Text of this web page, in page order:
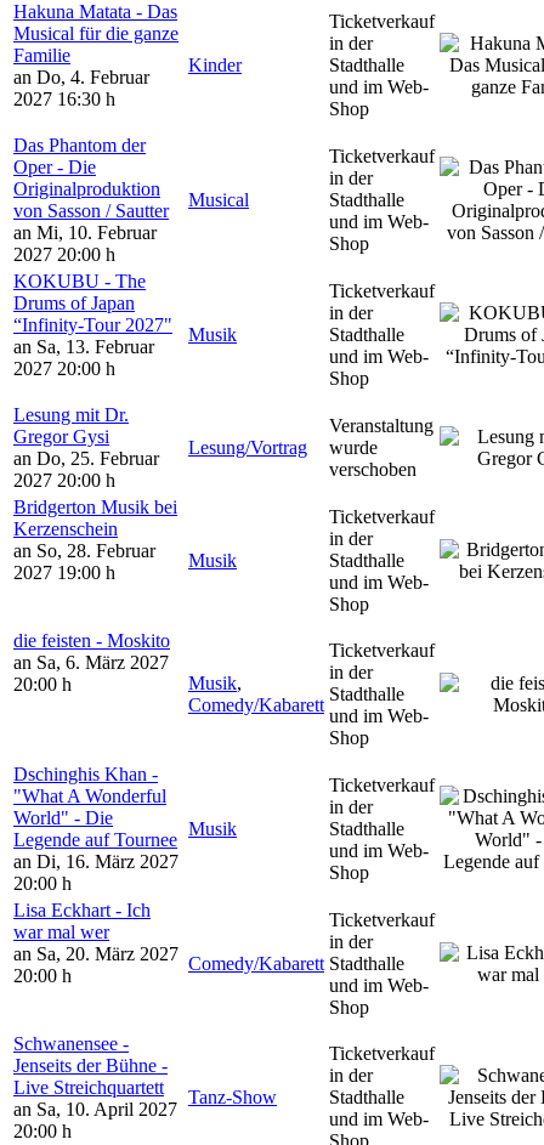
Hakuna Matata - Das
Musical für die ganze
Familie
an Do, 4. Februar
2027 16:30 h
Kinder
Ticketverkauf
in der
Stadthalle
und im Web-
Shop
Das Phantom der
Oper - Die
Originalproduktion
von Sasson / Sautter
an Mi, 10. Februar
2027 20:00 h
Musical
Ticketverkauf
in der
Stadthalle
und im Web-
Shop
KOKUBU - The
Drums of Japan
“Infinity-Tour 2027"
an Sa, 13. Februar
2027 20:00 h
Musik
Ticketverkauf
in der
Stadthalle
und im Web-
Shop
Lesung mit Dr.
Gregor Gysi
an Do, 25. Februar
2027 20:00 h
Lesung/Vortrag
Veranstaltung
wurde
verschoben
Bridgerton Musik bei
Kerzenschein
an So, 28. Februar
2027 19:00 h
Musik
Ticketverkauf
in der
Stadthalle
und im Web-
Shop
die feisten - Moskito
an Sa, 6. März 2027
20:00 h
Musik,
Comedy/Kabarett
Ticketverkauf
in der
Stadthalle
und im Web-
Shop
Dschinghis Khan -
"What A Wonderful
World" - Die
Legende auf Tournee
an Di, 16. März 2027
20:00 h
Musik
Ticketverkauf
in der
Stadthalle
und im Web-
Shop
Lisa Eckhart - Ich
war mal wer
an Sa, 20. März 2027
20:00 h
Comedy/Kabarett
Ticketverkauf
in der
Stadthalle
und im Web-
Shop
Schwanensee -
Jenseits der Bühne -
Live Streichquartett
an Sa, 10. April 2027
20:00 h
Tanz-Show
Ticketverkauf
in der
Stadthalle
und im Web-
Shop